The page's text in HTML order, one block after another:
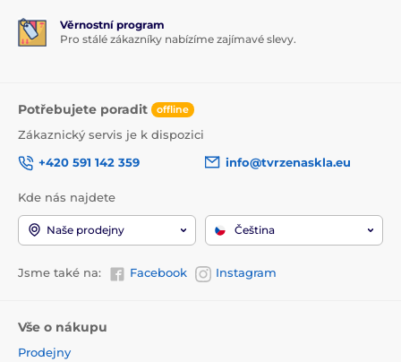
Věrnostní program
Pro stálé zákazníky nabízíme zajímavé slevy.
Potřebujete poradit offline
Zákaznický servis je k dispozici
+420 591 142 359
info@tvrzenaskla.eu
Kde nás najdete
Naše prodejny Čeština
Jsme také na: Facebook Instagram
Vše o nákupu
Prodejny